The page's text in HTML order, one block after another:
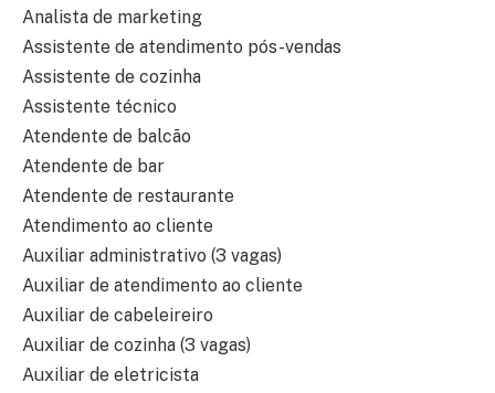
Analista de marketing
Assistente de atendimento pós-vendas
Assistente de cozinha
Assistente técnico
Atendente de balcão
Atendente de bar
Atendente de restaurante
Atendimento ao cliente
Auxiliar administrativo (3 vagas)
Auxiliar de atendimento ao cliente
Auxiliar de cabeleireiro
Auxiliar de cozinha (3 vagas)
Auxiliar de eletricista